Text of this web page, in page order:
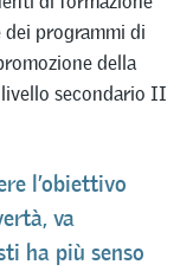
dei programmi di
della
secondario II
l’obiettivo
va
ha più senso